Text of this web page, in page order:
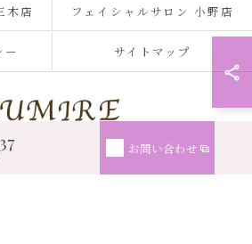
お問い合わせ
木店 フェイシャルサロン 小野店
サイトマップ
ャルサロンならSUMIRE ALL RIGHTS RESERVED.